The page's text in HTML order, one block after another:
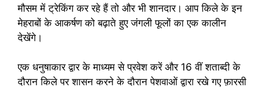
मौसम में ट्रेकिंग कर रहे हैं तो और भी शानदार। आप किले के इन
मेहराबों के आकर्षण को बढ़ाते हुए जंगली फूलों का एक कालीन
देखेंगे।
एक धनुषाकार द्वार के माध्यम से प्रवेश करें और 16 वीं शताब्दी के
दौरान किले पर शासन करने के दौरान पेशवाओं द्वारा रखे गए फ़ारसी